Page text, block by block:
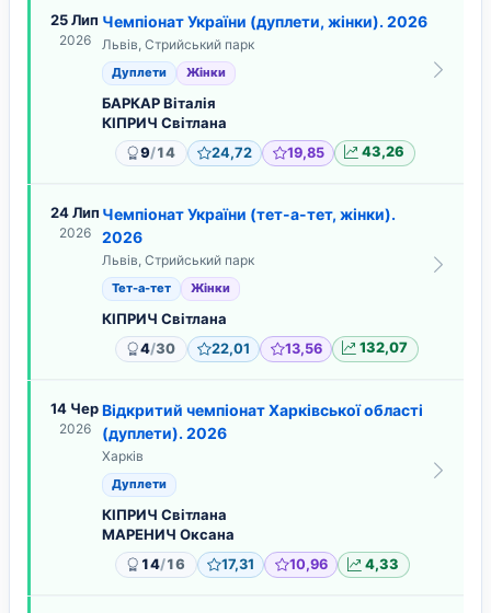
25 Лип
2026
Чемпіонат України (дуплети, жінки). 2026
Львів, Стрийський парк
Дуплети Жінки
БАРКАР Віталія
КІПРИЧ Світлана
9/14 24,72 19,85 43,26
24 Лип
2026
Чемпіонат України (тет-а-тет, жінки).
2026
Львів, Стрийський парк
Тет-а-тет Жінки
КІПРИЧ Світлана
4/30 22,01 13,56 132,07
14 Чер
2026
Відкритий чемпіонат Харківської області
(дуплети). 2026
Харків
Дуплети
КІПРИЧ Світлана
МАРЕНИЧ Оксана
14/16 17,31 10,96 4,33